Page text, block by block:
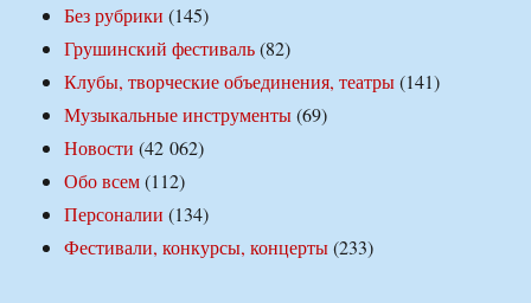
Без рубрики (145)
Грушинский фестиваль(82)
Клубы, творческие объединения, театры(141)
Музыкальные инструменты(69)
Новости (42 062)
Обо всем(112)
Персоналии (134)
Фестивали, конкурсы, концерты(233)